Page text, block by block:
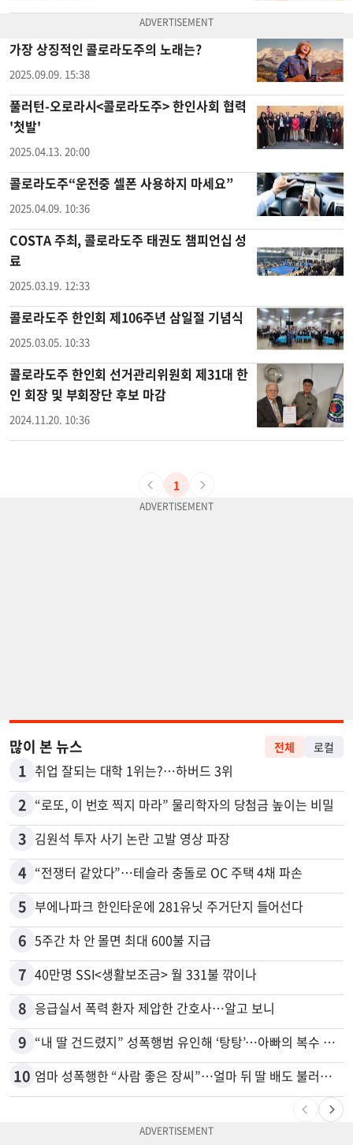
가장 상징적인 콜로라도주의 노래는?
2025.09.09. 15:38
풀러턴-오로라시<콜로라도주> 한인사회 협력
'첫발'
2025.04.13. 20:00
콜로라도주“운전중 셀폰 사용하지 마세요”
2025.04.09. 10:36
COSTA 주최, 콜로라도주 태권도 챔피언십 성
료
2025.03.19. 12:33
콜로라도주 한인회 제106주년 삼일절 기념식
2025.03.05. 10:33
콜로라도주 한인회 선거관리위원회 제31대 한
인 회장 및 부회장단 후보 마감
2024.11.20. 10:36
1
많이 본 뉴스 전체 로컬
1 취업 잘되는 대학 1위는?…하버드 3위
2 “로또, 이 번호 찍지 마라” 물리학자의 당첨금 높이는 비밀
3 김원석 투자 사기 논란 고발 영상 파장
4 “전쟁터 같았다”…테슬라 충돌로 OC 주택 4채 파손
5 부에나파크 한인타운에 281유닛 주거단지 들어선다
6 5주간 차 안 몰면 최대 600불 지급
7 40만명 SSI<생활보조금> 월 331불 깎이나
8 응급실서 폭력 환자 제압한 간호사…알고 보니
9 “내 딸 건드렸지” 성폭행범 유인해 ‘탕탕’…아빠의 복수 결말
10 엄마 성폭행한 “사람 좋은 장씨”…얼마 뒤 딸 배도 불러왔다